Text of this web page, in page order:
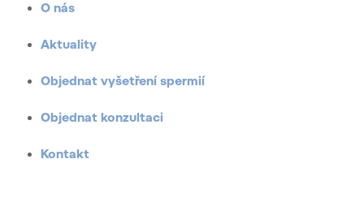
O nás
Aktuality
Objednat vyšetření spermií
Objednat konzultaci
Kontakt